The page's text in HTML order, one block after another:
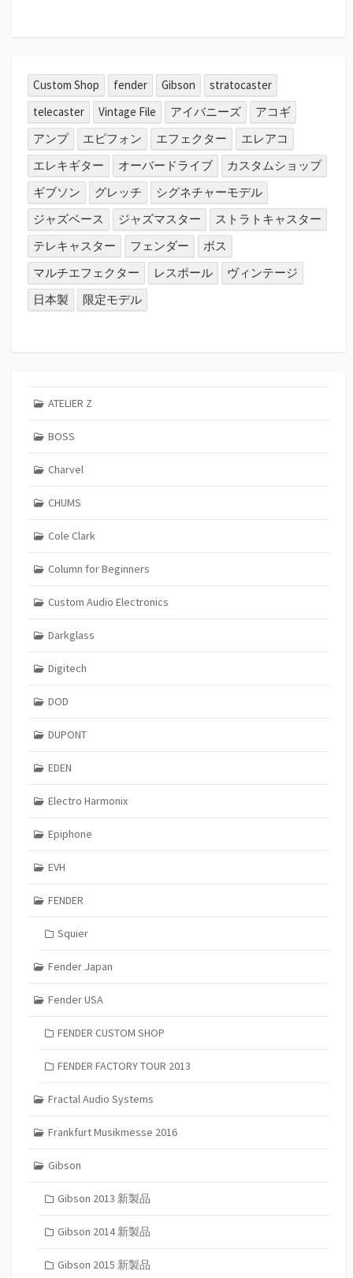
Custom Shop fender Gibson
stratocaster
telecaster
Vintage File アイバニーズ
アコギ
アンプ
エピフォン エフェクター
エレアコ
エレキギター
オーバードライブ
カスタムショップ
ギブソン
グレッチ
シグネチャーモデル
ジャズベース
ジャズマスター
ストラトキャスター
テレキャスター
フェンダー
ボス
マルチエフェクター
レスポール
ヴィンテージ
日本製
限定モデル
ATELIER Z
BOSS
Charvel
CHUMS
Cole Clark
Column for Beginners
Custom Audio Electronics
Darkglass
Digitech
DOD
DUPONT
EDEN
Electro Harmonix
Epiphone
EVH
FENDER
Squier
Fender Japan
Fender USA
FENDER CUSTOM SHOP
FENDER FACTORY TOUR 2013
Fractal Audio Systems
Frankfurt Musikmesse 2016
Gibson
Gibson 2013 新製品
Gibson 2014 新製品
Gibson 2015 新製品